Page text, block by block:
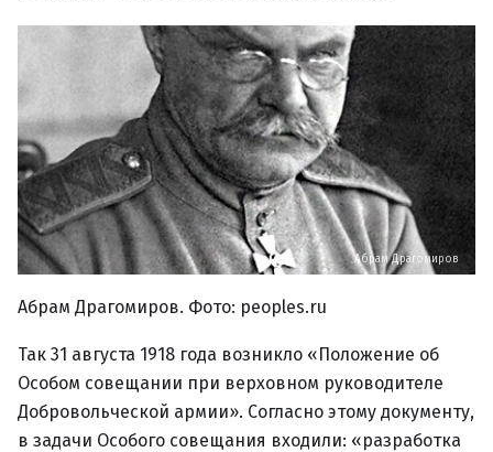
Абрам Драгомиров
Абрам Драгомиров. Фото: peoples.ru
Так 31 августа 1918 года возникло «Положение об
Особом совещании при верховном руководителе
Добровольческой армии». Согласно этому документу,
в задачи Особого совещания входили: «разработка